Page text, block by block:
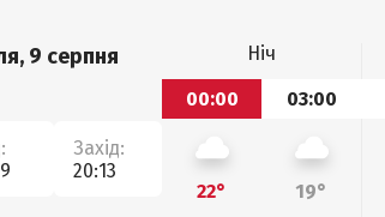
9 серпня
Захід:
20:13
Ніч
00:00
03:00
22° 19°